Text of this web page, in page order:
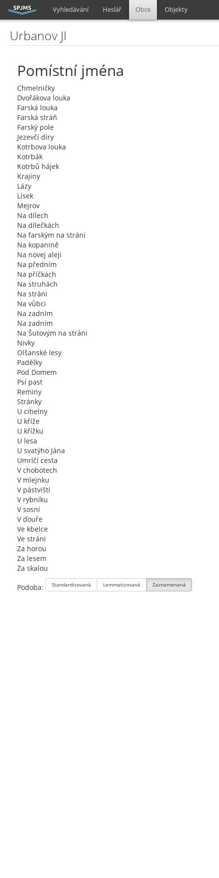
Vyhledávání Heslář Obce Objekty
Urbanov JI
Pomístní jména
Chmelničky
Dvořákova louka
Farská louka
Farská stráň
Farský pole
Jezevčí díry
Kotrbova louka
Kotrbák
Kotrbů hájek
Krajiny
Lázy
Lísek
Mejrov
Na dílech
Na dílečkách
Na farským na stráni
Na kopanině
Na novej aleji
Na předním
Na příčkách
Na struhách
Na stráni
Na vůbci
Na zadním
Na zadním
Na Šutovým na stráni
Nivky
Olšanské lesy
Padělky
Pod Domem
Psí past
Reminy
Stránky
U cihelny
U kříže
U křížku
U lesa
U svatýho Jána
Umrlčí cesta
V chobotech
V mlejnku
V pástvišti
V rybníku
V sosní
V ďouře
Ve kbelce
Ve stráni
Za horou
Za lesem
Za skalou
Podoba: Standardizovaná Lemmatizovaná Zaznamenaná